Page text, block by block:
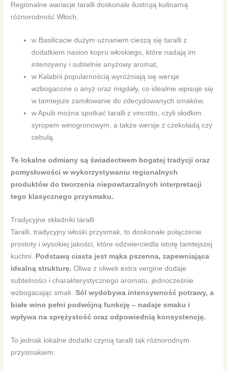
Regionalne wariacje taralli doskonale ilustrują kulinarną
różnorodność Włoch.
w Basilicacie dużym uznaniem cieszą się taralli z
dodatkiem nasion kopru włoskiego, które nadają im
intensywny i subtelnie anyżowy aromat,
w Kalabrii popularnością wyróżniają się wersje
wzbogacone o anyż oraz migdały, co idealnie wpisuje się
w tamtejsze zamiłowanie do zdecydowanych smaków,
w Apulii można spotkać taralli z vincotto, czyli słodkim
syropem winogronowym, a także wersje z czekoladą czy
cebulą.
Te lokalne odmiany są świadectwem bogatej tradycji oraz
pomysłowości w wykorzystywaniu regionalnych
produktów do tworzenia niepowtarzalnych interpretacji
tego klasycznego przysmaku.
Tradycyjne składniki taralli
Taralli, tradycyjny włoski przysmak, to doskonałe połączenie
prostoty i wysokiej jakości, które odzwierciedla istotę tamtejszej
kuchni. Podstawą ciasta jest mąka pszenna, zapewniająca
idealną strukturę. Oliwa z oliwek extra vergine dodaje
subtelności i charakterystycznego aromatu, jednocześnie
wzbogacając smak.Sól wydobywa intensywność potrawy, a
białe wino pełni podwójną funkcję – nadaje smaku i
wpływa na sprężystość oraz odpowiednią konsystencję.
To jednak lokalne dodatki czynią taralli tak różnorodnym
przysmakiem: